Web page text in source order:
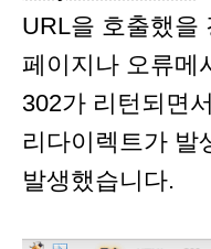
URL을 호출했을
페이지나 오류메
302가 리턴되면
리다이렉트가 발
발생했습니다.